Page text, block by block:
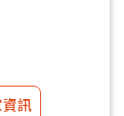
訊